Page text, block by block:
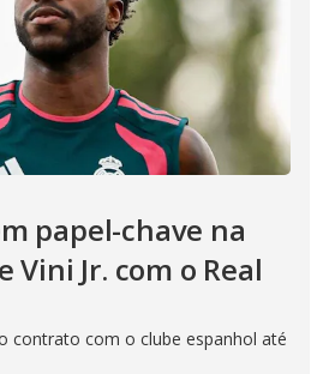
papel-chave na
Vini Jr. com o Real
contrato com o clube espanhol até